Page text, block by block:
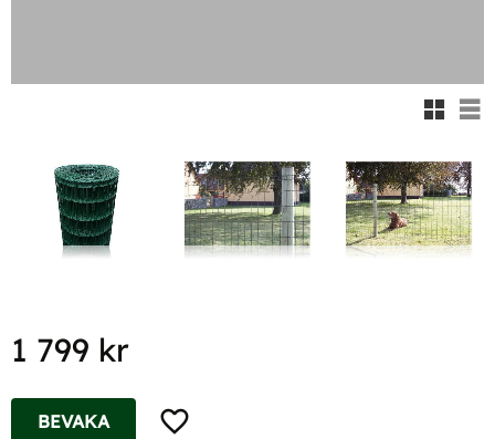
1 799 kr
Lägg till i favoriter
BEVAKA